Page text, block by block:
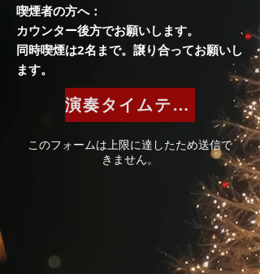
喫煙者の方へ：​
カウンター後方でお願いします。
同時喫煙は2名まで。譲り合ってお願いし
ます。
演奏タイムテーブルはこちら
このフォームは上限に達したため送信で
きません。